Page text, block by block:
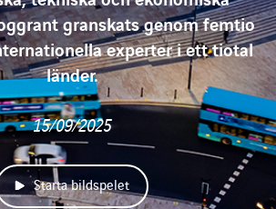
granskats genom femtio
experter i ett tiotal
länder.
15/09/2025
Starta bildspelet